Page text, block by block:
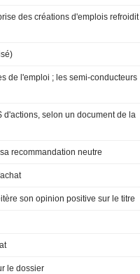
des créations d'emplois refroidit
de l'emploi ; les semi-conducteurs
d'actions, selon un document de la
maintient sa recommandation neutre
à l'achat
réitère son opinion positive sur le titre
sur le dossier